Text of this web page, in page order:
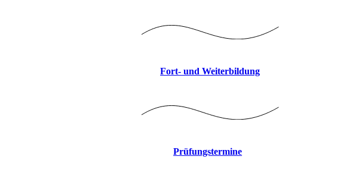
Fort- und Weiterbildung
Prüfungstermine